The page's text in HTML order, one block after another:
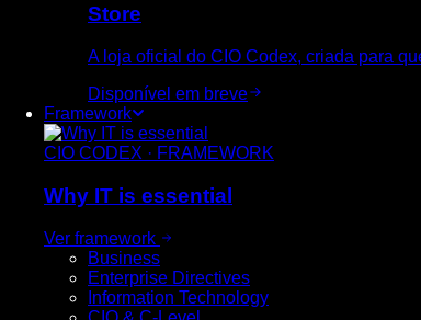
Store
A loja oficial do CIO Codex, criada para
Disponível em breve
Framework
CIO CODEX · FRAMEWORK
Why IT is essential
Ver framework
Business
Enterprise Directives
Information Technology